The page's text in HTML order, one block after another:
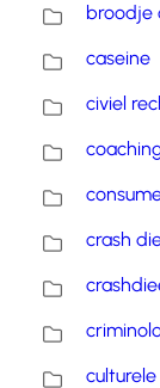
broodje
caseine
civiel
crash